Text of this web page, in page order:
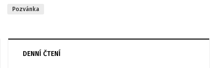
Pozvánka
DENNÍ ČTENÍ